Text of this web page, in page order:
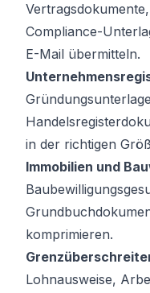
Compliance-
E-Mail übermitteln.
in der richtigen
Immobilien und
komprimieren.
Lohnausweise,